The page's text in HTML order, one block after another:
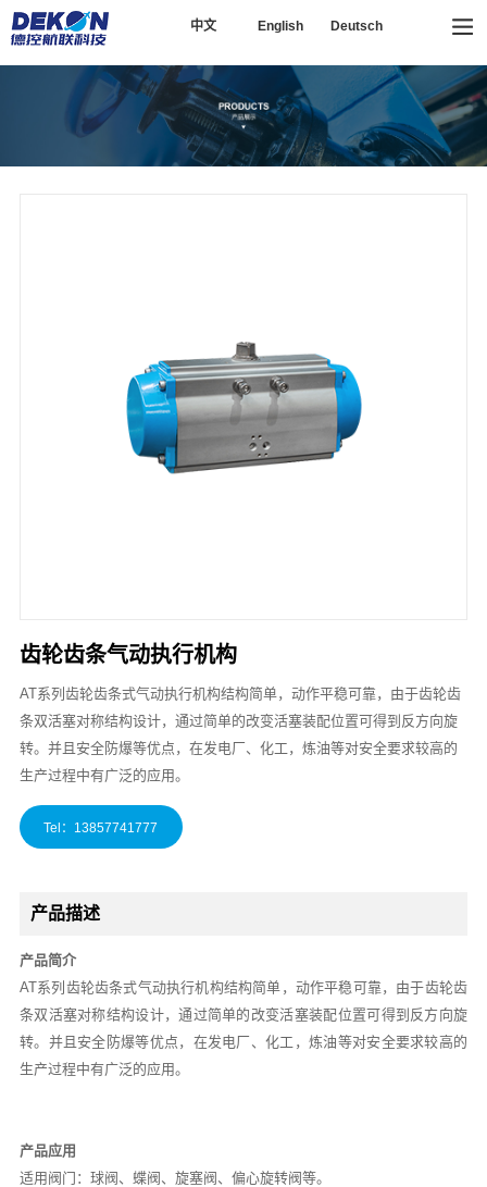
13857741777
中文 English Deutsch
齿轮齿条气动执行机构
AT系列齿轮齿条式气动执行机构结构简单，动作平稳可靠，由于齿轮齿
条双活塞对称结构设计，通过简单的改变活塞装配位置可得到反方向旋
转。并且安全防爆等优点，在发电厂、化工，炼油等对安全要求较高的
生产过程中有广泛的应用。
产品描述
产品简介
AT系列齿轮齿条式气动执行机构结构简单，动作平稳可靠，由于齿轮齿
条双活塞对称结构设计，通过简单的改变活塞装配位置可得到反方向旋
转。并且安全防爆等优点，在发电厂、化工，炼油等对安全要求较高的
生产过程中有广泛的应用。
产品应用
适用阀门：球阀、蝶阀、旋塞阀、偏心旋转阀等。